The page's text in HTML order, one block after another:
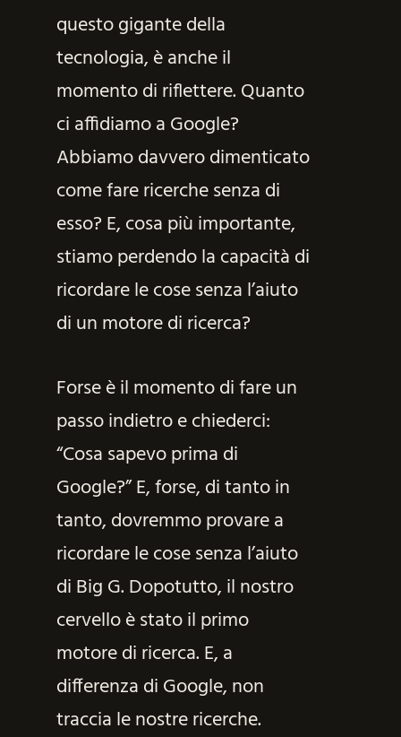
questo gigante della
tecnologia, è anche il
momento di riflettere. Quanto
ci affidiamo a Google?
Abbiamo davvero dimenticato
come fare ricerche senza di
esso? E, cosa più importante,
stiamo perdendo la capacità di
ricordare le cose senza l’aiuto
di un motore di ricerca?
Forse è il momento di fare un
passo indietro e chiederci:
“Cosa sapevo prima di
Google?” E, forse, di tanto in
tanto, dovremmo provare a
ricordare le cose senza l’aiuto
di Big G. Dopotutto, il nostro
cervello è stato il primo
motore di ricerca. E, a
differenza di Google, non
traccia le nostre ricerche.